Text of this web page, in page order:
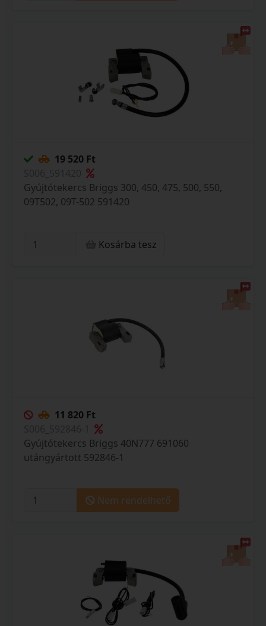
19 520 Ft
Gyújtótekercs Briggs 300, 450, 475, 500, 550,
09T502, 09T-502 591420
Kosárba tesz
11 820 Ft
Gyújtótekercs Briggs 40N777 691060
utángyártott 592846-1
Nem rendelhető